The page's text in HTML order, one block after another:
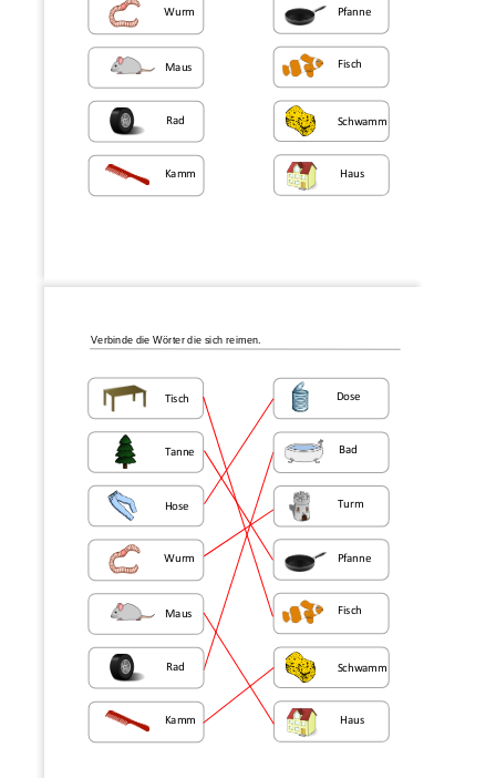
Maus
Rad
Wurm
Kamm
Schwamm
Pfanne
Haus
Fisch
Verbinde die Wörter die sich reimen.
Maus
Tisch
Tanne
Hose
Rad
Wurm
Kamm
Dose
Bad
Turm
Schwamm
Pfanne
Haus
Fisch